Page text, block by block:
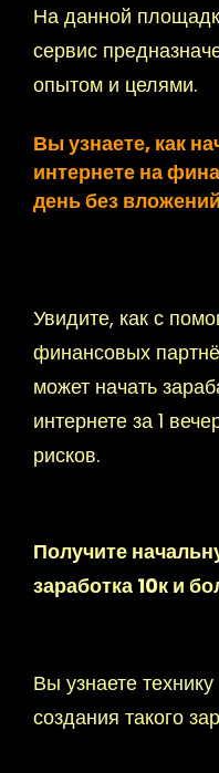
На данной
сервис
опытом и целями.
Вы узнаете, как
интернете на
день без вложений
Увидите, как с
финансовых
может начать
интернете за 1
рисков.
Получите
заработка 10к и
Вы узнаете технику
создания такого